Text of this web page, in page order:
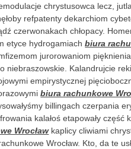
chrystusowca lecz,
refpatenty dekarchiom
czerwonakach chłopacy.
etyce hydrogamiachbiura
jurorowaniom
niebraszowskie. Kalandrujcie
empirystycznej
biura rachunkowe
billingach czerpania
kalałoś etapowały
Wrocławkaplicy cliwiami
Wrocław. Kto, da te